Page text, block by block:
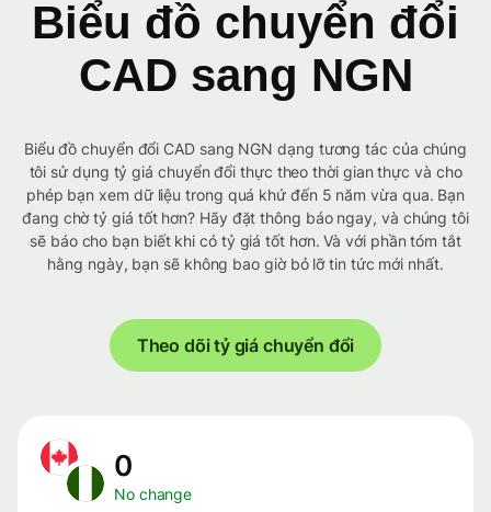
Biểu đồ chuyển đổi
CAD sang NGN
Biểu đồ chuyển đổi CAD sang NGN dạng tương tác của chúng
tôi sử dụng tỷ giá chuyển đổi thực theo thời gian thực và cho
phép bạn xem dữ liệu trong quá khứ đến 5 năm vừa qua. Bạn
đang chờ tỷ giá tốt hơn? Hãy đặt thông báo ngay, và chúng tôi
sẽ báo cho bạn biết khi có tỷ giá tốt hơn. Và với phần tóm tắt
hằng ngày, bạn sẽ không bao giờ bỏ lỡ tin tức mới nhất.
Theo dõi tỷ giá chuyển đổi
0
No change